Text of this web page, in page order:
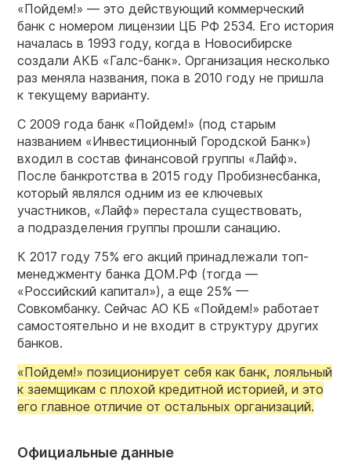
«Пойдем!» — это действующий коммерческий
банк с номером лицензии ЦБ РФ 2534. Его история
началась в 1993 году, когда в Новосибирске
создали АКБ «Галс-банк». Организация несколько
раз меняла названия, пока в 2010 году не пришла
к текущему варианту.
С 2009 года банк «Пойдем!» (под старым
названием «Инвестиционный Городской Банк»)
входил в состав финансовой группы «Лайф».
После банкротства в 2015 году Пробизнесбанка,
который являлся одним из ее ключевых
участников, «Лайф» перестала существовать,
а подразделения группы прошли санацию.
К 2017 году 75% его акций принадлежали топ-
менеджменту банка ДОМ.РФ (тогда —
«Российский капитал»), а еще 25% —
Совкомбанку. Сейчас АО КБ «Пойдем!» работает
самостоятельно и не входит в структуру других
банков.
«Пойдем!» позиционирует себя как банк, лояльный
к заемщикам с плохой кредитной историей, и это
его главное отличие от остальных организаций.
Официальные данные